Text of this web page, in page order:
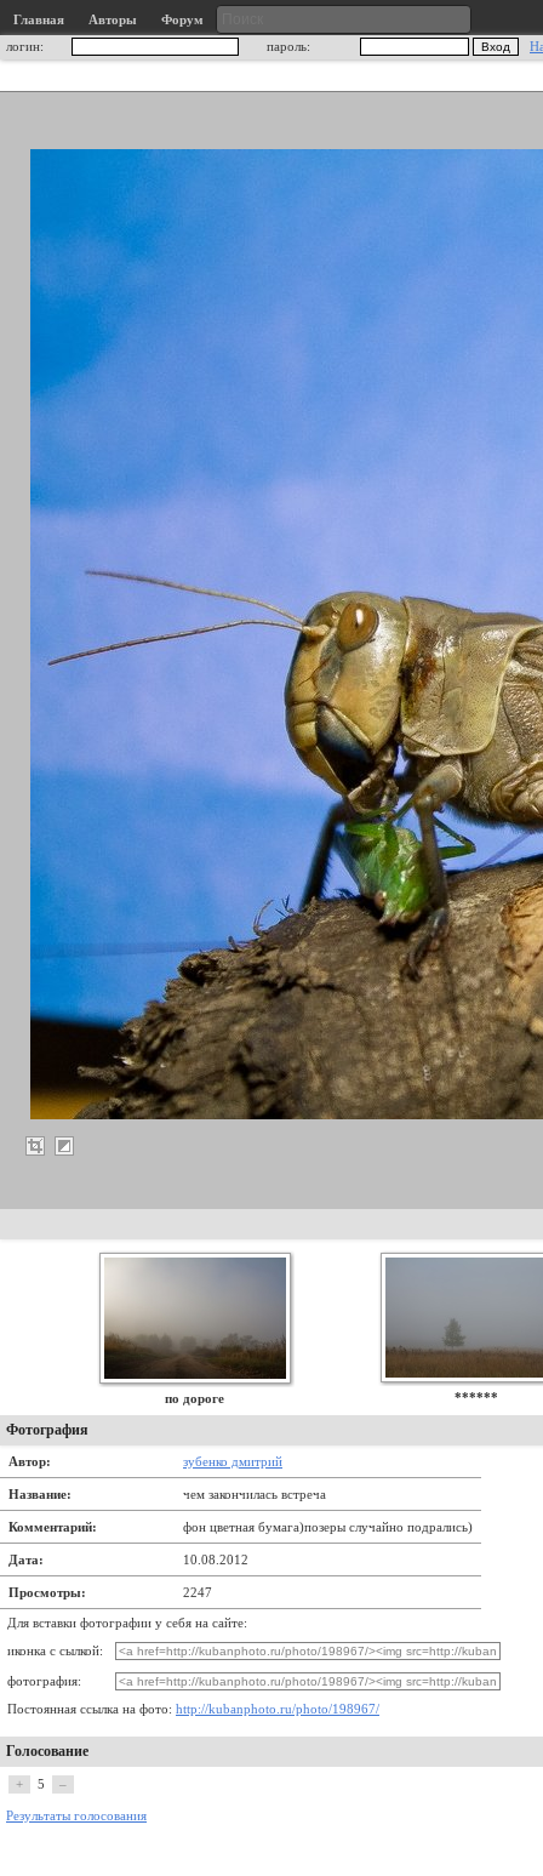
Главная Авторы
Форум
логин:
пароль:
по дороге ******
Фотография
Автор: зубенко дмитрий
Название: чем закончилась встреча
Комментарий: фон цветная бумага)позеры случайно подрались)
Дата: 10.08.2012
Просмотры: 2247
Для вставки фотографии у себя на сайте:
иконка с сылкой:
фотография:
Постоянная ссылка на фото: http://kubanphoto.ru/photo/198967/
Голосование
+ 5 –
Результаты голосования